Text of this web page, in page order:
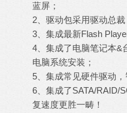
蓝屏；
2、驱动包采用驱动总裁
3、集成最新Flash
4、集成了电脑笔记本&
电脑系统安装；
5、集成常见硬件驱动
6、集成了SATA/RAID/
复速度更胜一畴！